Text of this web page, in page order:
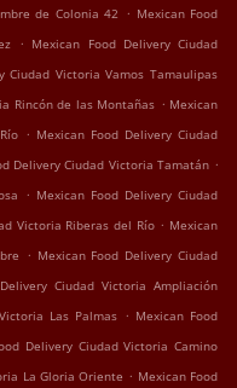
de Colonia 42 . Mexican Food
. Mexican Food Delivery Ciudad
Ciudad Victoria Vamos Tamaulipas
Rincón de las Montañas . Mexican
. Mexican Food Delivery Ciudad
Delivery Ciudad Victoria Tamatán .
. Mexican Food Delivery Ciudad
Victoria Riberas del Río . Mexican
. Mexican Food Delivery Ciudad
Ciudad Victoria Ampliación
Las Palmas . Mexican Food
Delivery Ciudad Victoria Camino
La Gloria Oriente . Mexican Food